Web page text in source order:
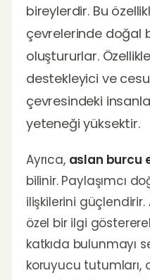
bireylerdir. Bu
çevrelerinde doğal
oluştururlar. Özellikle
destekleyici ve
çevresindeki
yeteneği yüksektir.
Ayrıca, aslan burcu
bilinir. Paylaşımcı
ilişkilerini
özel bir ilgi
katkıda bulunmayı
koruyucu tutumları,